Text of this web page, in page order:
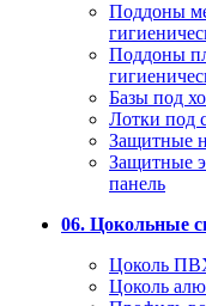
Поддоны
Поддоны
Базы под
Лотки под
Защитные
Защитные
панель
06. Цокольные
Цоколь
Цоколь